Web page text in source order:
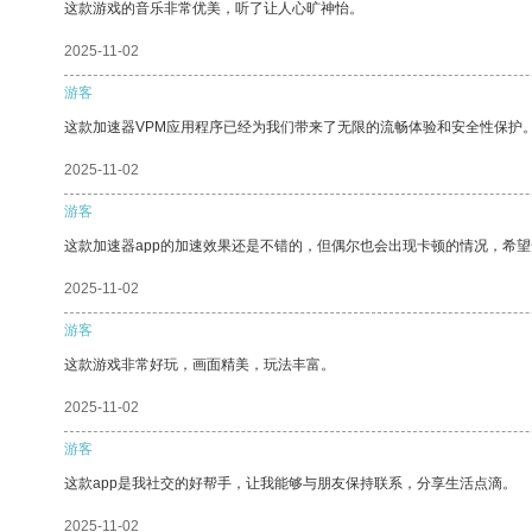
这款游戏的音乐非常优美，听了让人心旷神怡。
2025-11-02
游客
这款加速器VPM应用程序已经为我们带来了无限的流畅体验和安全性保护。
2025-11-02
游客
这款加速器app的加速效果还是不错的，但偶尔也会出现卡顿的情况，希望
2025-11-02
游客
这款游戏非常好玩，画面精美，玩法丰富。
2025-11-02
游客
这款app是我社交的好帮手，让我能够与朋友保持联系，分享生活点滴。
2025-11-02